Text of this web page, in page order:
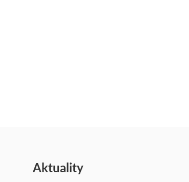
Aktuality